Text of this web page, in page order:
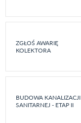
ZGŁOŚ AWARIĘ
KOLEKTORA
BUDOWA KANALIZACJI
SANITARNEJ - ETAP II